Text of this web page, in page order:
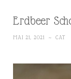
Erdbeer
MAI 21, 2021 ~ CAT